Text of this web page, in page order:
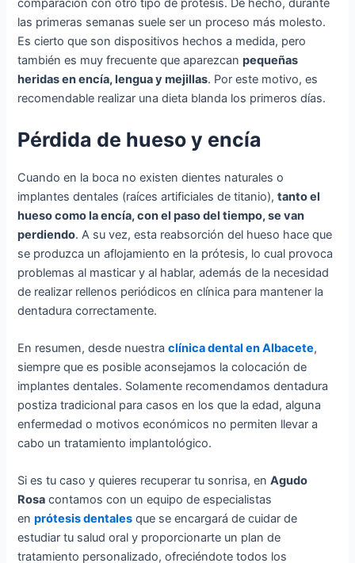
comparación con otro tipo de prótesis. De hecho, durante
las primeras semanas suele ser un proceso más molesto.
Es cierto que son dispositivos hechos a medida, pero
también es muy frecuente que aparezcanpequeñas
heridas en encía, lengua y mejillas. Por este motivo, es
recomendable realizar una dieta blanda los primeros días.
Pérdida de hueso y encía
Cuando en la boca no existen dientes naturales o
implantes dentales (raíces artificiales de titanio),tanto el
hueso como la encía, con el paso del tiempo, se van
perdiendo. A su vez, esta reabsorción del hueso hace que
se produzca un aflojamiento en la prótesis, lo cual provoca
problemas al masticar y al hablar, además de la necesidad
de realizar rellenos periódicos en clínica para mantener la
dentadura correctamente.
En resumen, desde nuestraclínica dental en Albacete,
siempre que es posible aconsejamos la colocación de
implantes dentales. Solamente recomendamos dentadura
postiza tradicional para casos en los que la edad, alguna
enfermedad o motivos económicos no permiten llevar a
cabo un tratamiento implantológico.
Si es tu caso y quieres recuperar tu sonrisa, enAgudo
Rosa contamos con un equipo de especialistas
enprótesis dentales que se encargará de cuidar de
estudiar tu salud oral y proporcionarte un plan de
tratamiento personalizado, ofreciéndote todos los